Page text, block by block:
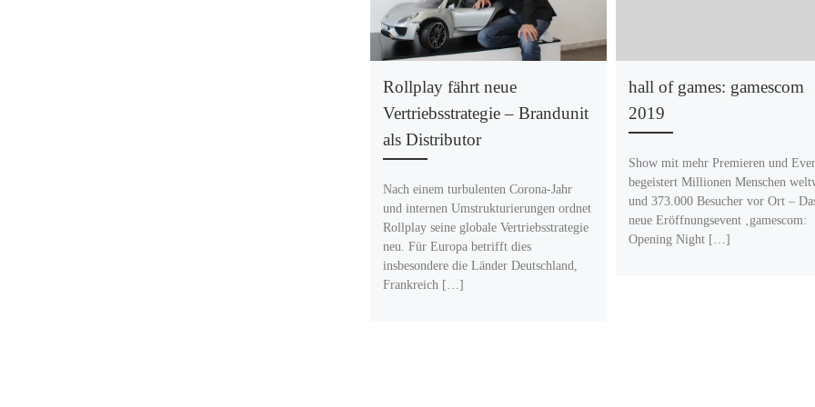
Rollplay fährt neue
Vertriebsstrategie – Brandunit
als Distributor
Nach einem turbulenten Corona-Jahr
und internen Umstrukturierungen ordnet
Rollplay seine globale Vertriebsstrategie
neu. Für Europa betrifft dies
insbesondere die Länder Deutschland,
Frankreich […]
hall of games: gamescom
2019
Show mit mehr Premieren und
begeistert Millionen Menschen
und 373.000 Besucher vor Ort –
neue Eröffnungsevent ‚gamescom:
Opening Night […]